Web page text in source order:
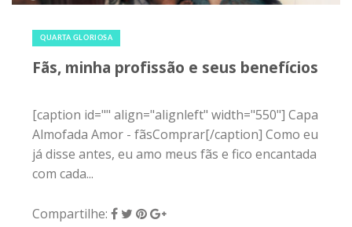
QUARTA GLORIOSA
Fãs, minha profissão e seus benefícios
[caption id="" align="alignleft" width="550"] Capa
Almofada Amor - fãsComprar[/caption] Como eu
já disse antes, eu amo meus fãs e fico encantada
com cada...
Compartilhe: